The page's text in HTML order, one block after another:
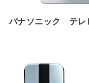
パナソニック テレ